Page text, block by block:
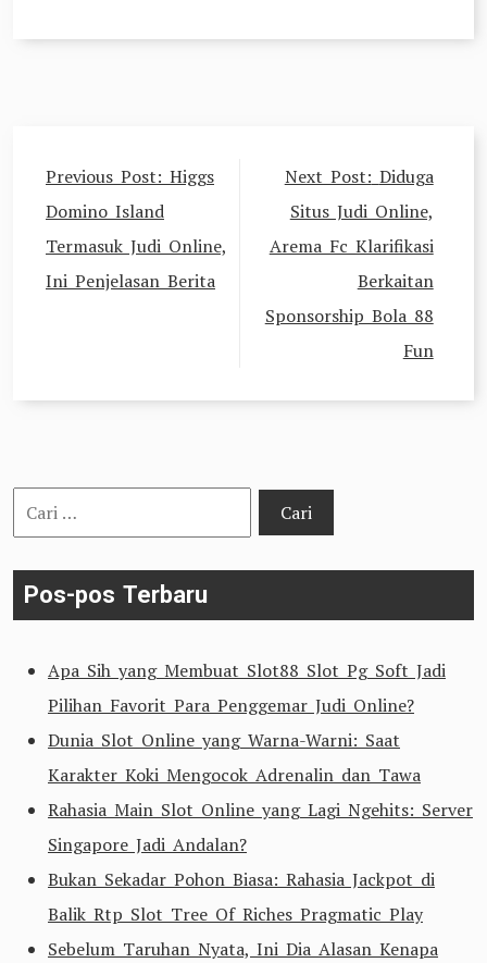
Navigasi
pos
Previous Post: Higgs
Domino Island
Termasuk Judi Online,
Ini Penjelasan Berita
Next Post: Diduga
Situs Judi Online,
Arema Fc Klarifikasi
Berkaitan
Sponsorship Bola 88
Fun
Cari
untuk:
Pos-pos Terbaru
Apa Sih yang Membuat Slot88 Slot Pg Soft Jadi
Pilihan Favorit Para Penggemar Judi Online?
Dunia Slot Online yang Warna-Warni: Saat
Karakter Koki Mengocok Adrenalin dan Tawa
Rahasia Main Slot Online yang Lagi Ngehits: Server
Singapore Jadi Andalan?
Bukan Sekadar Pohon Biasa: Rahasia Jackpot di
Balik Rtp Slot Tree Of Riches Pragmatic Play
Sebelum Taruhan Nyata, Ini Dia Alasan Kenapa